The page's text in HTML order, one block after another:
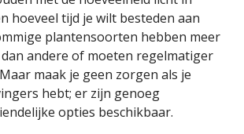
hoeveel tijd je wilt besteden aan
plantensoorten hebben meer
andere of moeten regelmatiger
maak je geen zorgen als je
hebt; er zijn genoeg
opties beschikbaar.